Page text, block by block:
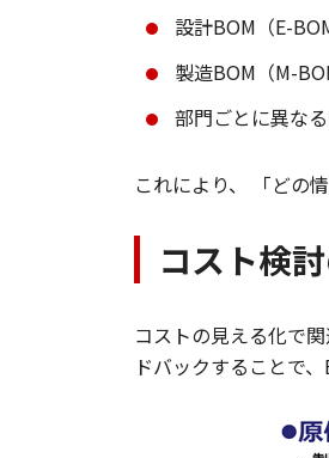
設計BOM（E-
製造BOM（M-
部門ごとに異な
これにより、 「どの
コスト検
コストの見える化で
ドバックすることで